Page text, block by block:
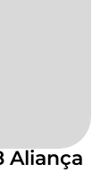
Aliança